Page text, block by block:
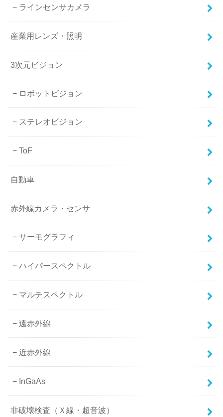
ラインセンサカメラ
産業用レンズ・照明
3次元ビジョン
ロボットビジョン
ステレオビジョン
ToF
自動車
赤外線カメラ・センサ
サーモグラフィ
ハイパースペクトル
マルチスペクトル
遠赤外線
近赤外線
InGaAs
非破壊検査（Ｘ線・超音波）